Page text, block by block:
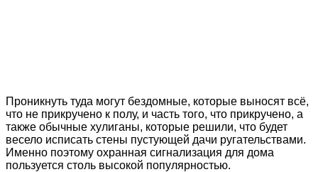
Проникнуть туда могут бездомные, которые выносят всё,
что не прикручено к полу, и часть того, что прикручено, а
также обычные хулиганы, которые решили, что будет
весело исписать стены пустующей дачи ругательствами.
Именно поэтому охранная сигнализация для дома
пользуется столь высокой популярностью.